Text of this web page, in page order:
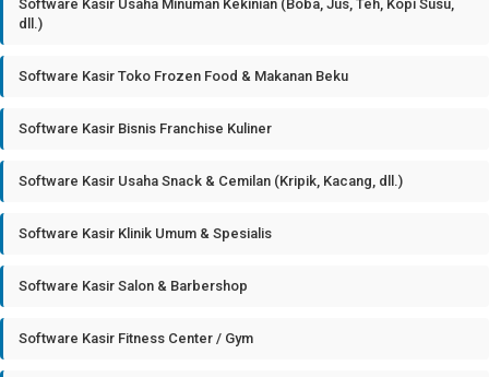
Software Kasir Usaha Minuman Kekinian (Boba, Jus, Teh, Kopi Susu,
dll.)
Software Kasir Toko Frozen Food & Makanan Beku
Software Kasir Bisnis Franchise Kuliner
Software Kasir Usaha Snack & Cemilan (Kripik, Kacang, dll.)
Software Kasir Klinik Umum & Spesialis
Software Kasir Salon & Barbershop
Software Kasir Fitness Center / Gym